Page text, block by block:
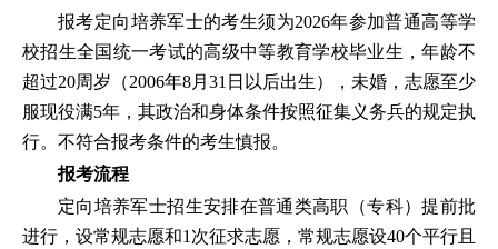
报考定向培养军士的考生须为2026年参加普通高等学
校招生全国统一考试的高级中等教育学校毕业生，年龄不
超过20周岁（2006年8月31日以后出生），未婚，志愿至少
服现役满5年，其政治和身体条件按照征集义务兵的规定执
行。不符合报考条件的考生慎报。
报考流程
定向培养军士招生安排在普通类高职（专科）提前批
进行，设常规志愿和1次征求志愿，常规志愿设40个平行且